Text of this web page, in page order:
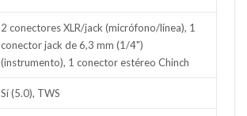
2 conectores XLR/jack (micrófono/línea), 1
conector jack de 6,3 mm (1/4")
(instrumento), 1 conector estéreo Chinch
Sí (5.0), TWS